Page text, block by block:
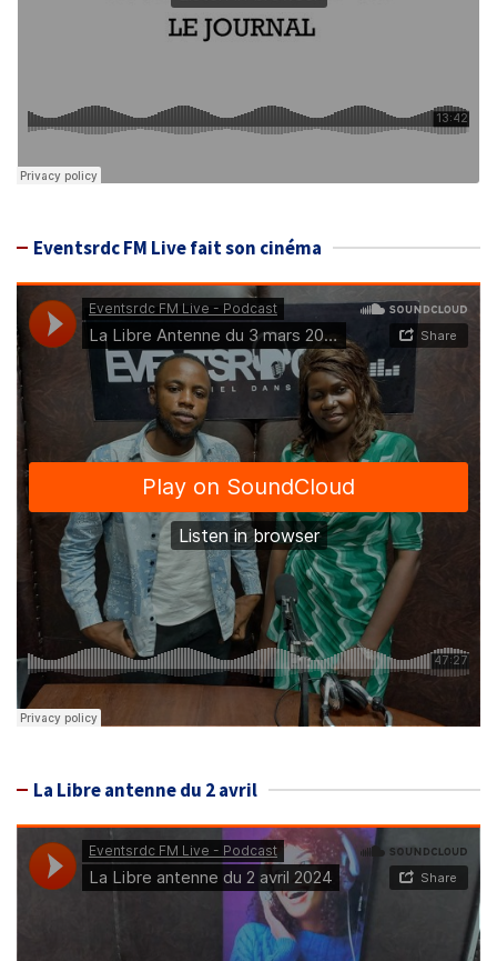
Eventsrdc FM Live fait son cinéma
La Libre antenne du 2 avril